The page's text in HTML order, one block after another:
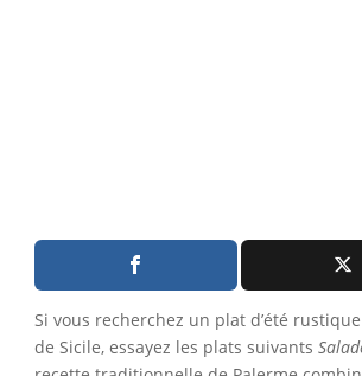
Si vous recherchez un plat d’été
de Sicile, essayez les plats suivants